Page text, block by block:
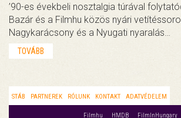
’90-es évekbeli nosztalgia túrával
Bazár és a Filmhu közös nyári
Nagykarácsony és a Nyugati nyaralás…
TOVÁBB
STÁB PARTNEREK RÓLUNK KONTAKT ADATVÉDELEM
Filmhu HMDB FilmInHungary